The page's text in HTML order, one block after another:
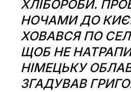
ХЛІБОРОБИ.
НОЧАМИ ДО
ХОВАВСЯ ПО
ЩОБ НЕ
НІМЕЦЬКУ
ЗГАДУВАВ